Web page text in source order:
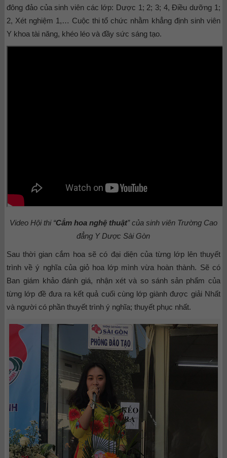
đông đảo của sinh viên các lớp: Dược 1; 2; 3; 4, Điều dưỡng 1;
2, Xét nghiệm 1,… Cuộc thi tổ chức nhằm khẳng định sinh viên
Y khoa tài năng, khéo léo và đầy sức sáng tạo.
Video Hội thi “Cắm hoa nghệ thuật” của sinh viên Trường Cao
đẳng Y Dược Sài Gòn
Sau thời gian cắm hoa sẽ có đại diện của từng lớp lên thuyết
trình về ý nghĩa của giỏ hoa lớp mình vừa hoàn thành. Sẽ có
Ban giám khảo đánh giá, nhận xét và so sánh sản phẩm của
từng lớp đề đưa ra kết quả cuối cùng lớp giành được giải Nhất
và người có phần thuyết trình ý nghĩa; thuyết phục nhất.